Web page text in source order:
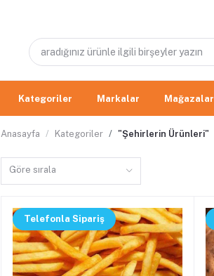
Kategoriler Markalar Mağazalar
Anasayfa Kategoriler "Şehirlerin Ürünleri"
Göre sırala
Telefonla Sipariş